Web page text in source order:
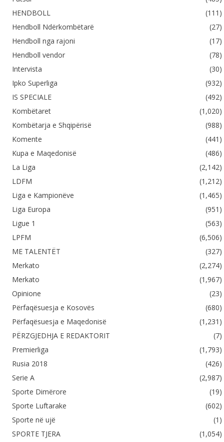
HENDBOLL
(111)
Hendboll Ndërkombëtarë
(27)
Hendboll nga rajoni
(17)
Hendboll vendor
(78)
Intervista
(30)
Ipko Superliga
(932)
IS SPECIALE
(492)
Kombëtaret
(1,020)
Kombëtarja e Shqipërisë
(988)
Komente
(441)
Kupa e Maqedonisë
(486)
La Liga
(2,142)
LDFM
(1,212)
Liga e Kampionëve
(1,465)
Liga Europa
(951)
Ligue 1
(563)
LPFM
(6,506)
ME TALENTËT
(327)
Merkato
(2,274)
Merkato
(1,967)
Opinione
(23)
Përfaqësuesja e Kosovës
(680)
Përfaqësuesja e Maqedonisë
(1,231)
PËRZGJEDHJA E REDAKTORIT
(7)
Premierliga
(1,793)
Rusia 2018
(426)
Serie A
(2,987)
Sporte Dimërore
(19)
Sporte Luftarake
(602)
Sporte në ujë
(1)
SPORTE TJERA
(1,054)